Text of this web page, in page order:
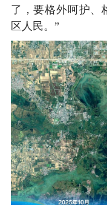
了，要格外呵护、
区人民。”